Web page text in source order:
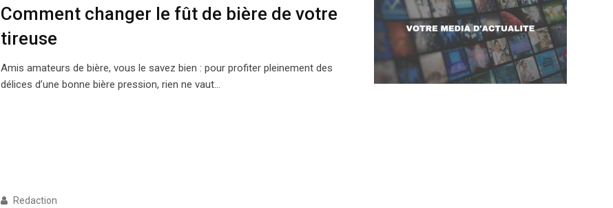
Comment changer le fût de bière de votre
tireuse
Amis amateurs de bière, vous le savez bien : pour profiter pleinement des
délices d’une bonne bière pression, rien ne vaut…
Redaction